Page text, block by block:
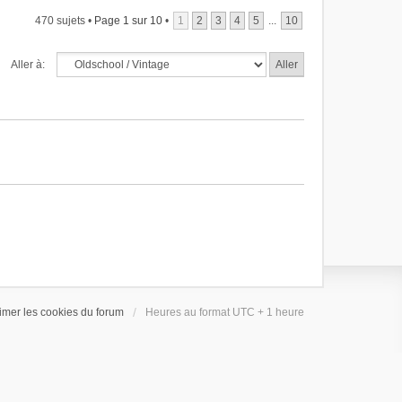
470 sujets • Page 1 sur 10 • 1 2 3 4 5 ... 10
Aller à:
les cookies du forum Heures au format UTC + 1 heure